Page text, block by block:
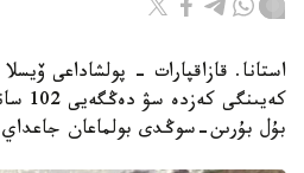
استانا. قازاقپارات - پولشاداعى
بۇل بۇرىن-سوڭدى بولماعان